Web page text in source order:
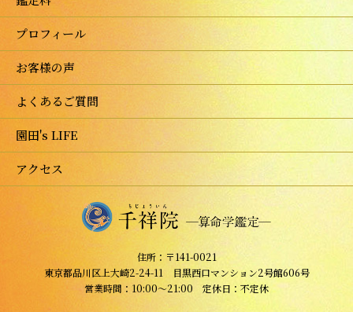
プロフィール
お客様の声
よくあるご質問
園田's LIFE
アクセス
住所：〒141-0021
東京都品川区上大崎2-24-11 目黒西口マンション2号館606号
営業時間：10:00～21:00 定休日：不定休